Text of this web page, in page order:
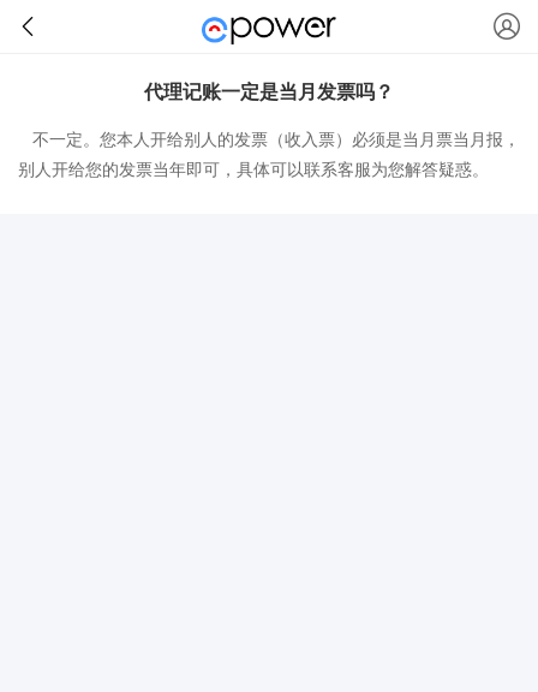
代理记账一定是当月发票吗？
不一定。您本人开给别人的发票（收入票）必须是当月票当月报，
别人开给您的发票当年即可，具体可以联系客服为您解答疑惑。